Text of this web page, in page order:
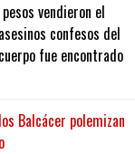
vendieron el
confesos del
fue encontrado
Balcácer polemizan